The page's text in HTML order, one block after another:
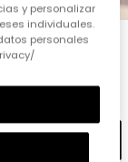
y personalizar
individuales.
personales